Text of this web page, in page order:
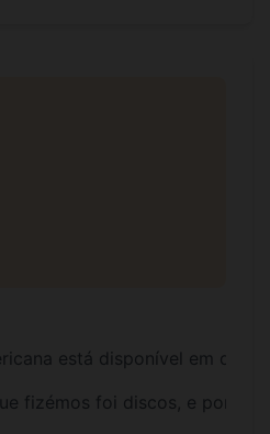
está disponível em
fizémos foi discos, e por